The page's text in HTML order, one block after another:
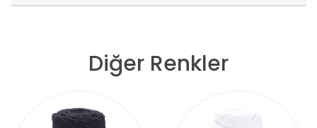
Diğer Renkler